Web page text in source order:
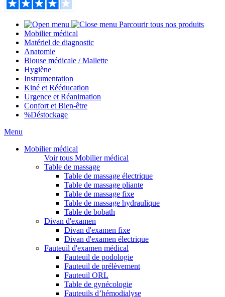
Parcourir tous nos produits
Mobilier médical
Matériel de diagnostic
Anatomie
Blouse médicale / Mallette
Hygiène
Instrumentation
Kiné et Rééducation
Urgence et Réanimation
Confort et Bien-être
%Déstockage
Menu
Mobilier médical
Voir tous Mobilier médical
Table de massage
Table de massage électrique
Table de massage pliante
Table de massage fixe
Table de massage hydraulique
Table de bobath
Divan d'examen
Divan d'examen fixe
Divan d'examen électrique
Fauteuil d'examen médical
Fauteuil de podologie
Fauteuil de prélèvement
Fauteuil ORL
Table de gynécologie
Fauteuils d’hémodialyse